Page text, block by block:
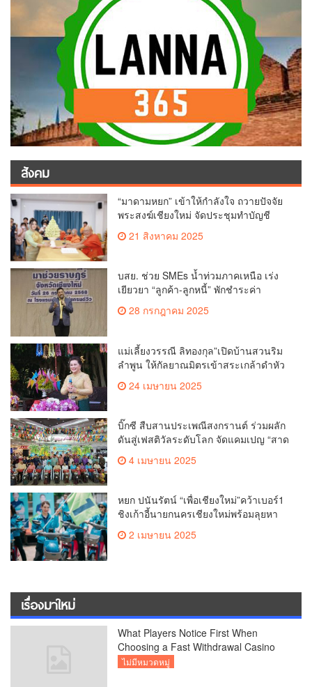
สังคม
“มาดามหยก” เข้าให้กำลังใจ ถวายปัจจัย
พระสงฆ์เชียงใหม่ จัดประชุมทำบัญชี
รายรับรายจ่ายของวัด กว่า 300 รูป ที่วัด
สวนดอก
21 สิงหาคม 2025
บสย. ช่วย SMEs น้ำท่วมภาคเหนือ เร่ง
เยียวยา “ลูกค้า-ลูกหนี้” พักชำระค่า
ธรรมเนียม-ค่างวด
28 กรกฎาคม 2025
แม่เลี้ยงวรรณี ลิทองกุล”เปิดบ้านสวนริม
ลำพูน ให้กัลยาณมิตรเข้าสระเกล้าดำหัว
เพื่อสืบสาน อนุรักษ์ประเพณีอันดีงามที่
24 เมษายน 2025
บิ๊กซี สืบสานประเพณีสงกรานต์ ร่วมผลัก
ดันสู่เฟสติวัลระดับโลก จัดแคมเปญ “สาด
สูงสุด 50% กระตุ้นการเดินทางนักท่อง
2,132 ล้านบาท
4 เมษายน 2025
หยก ปนันรัตน์ “เพื่อเชียงใหม่”คว้าเบอร์1
ชิงเก้าอี้นายกนครเชียงใหม่พร้อมลุยหา
เสียงเต็มที่
2 เมษายน 2025
เรื่องมาใหม่
What Players Notice First When
Choosing a Fast Withdrawal Casino
UK
ไม่มีหมวดหมู่